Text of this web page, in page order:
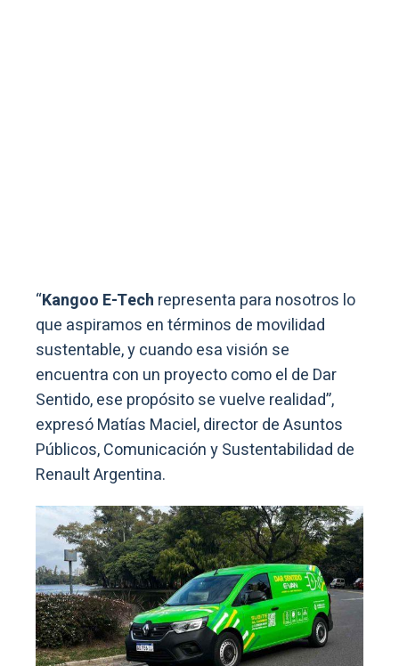
“Kangoo E-Tech representa para nosotros lo
que aspiramos en términos de movilidad
sustentable, y cuando esa visión se
encuentra con un proyecto como el de Dar
Sentido, ese propósito se vuelve realidad”,
expresó Matías Maciel, director de Asuntos
Públicos, Comunicación y Sustentabilidad de
Renault Argentina.